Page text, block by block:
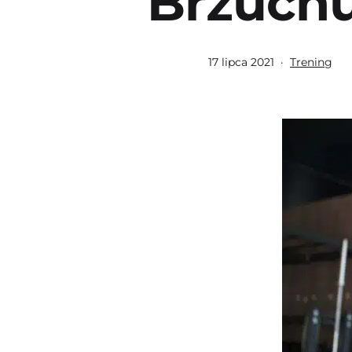
Opublikowano
17 lipca 2021 Trening